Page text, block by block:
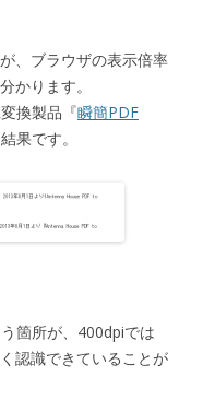
、ブラウザの表示倍率
かります。
換製品『瞬簡PDF
果です。
箇所が、400dpiでは
認識できていることが